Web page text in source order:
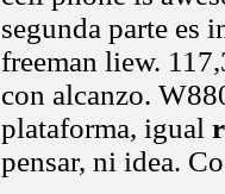
segunda parte es
freeman liew.
con alcanzo.
plataforma, igual
pensar, ni idea.